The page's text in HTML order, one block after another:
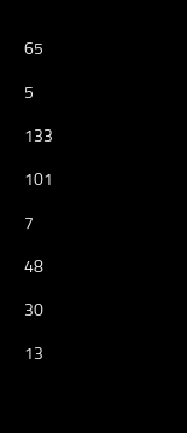
65
5
133
101
7
48
30
13